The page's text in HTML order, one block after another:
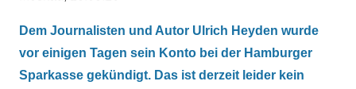
Dem Journalisten und Autor Ulrich Heyden wurde
vor einigen Tagen sein Konto bei der Hamburger
Sparkasse gekündigt. Das ist derzeit leider kein